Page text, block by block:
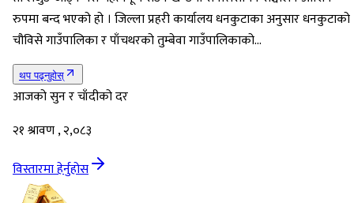
रुपमा बन्द भएको हो । जिल्ला प्रहरी कार्यालय धनकुटाका अनुसार धनकुटाको
चौविसे गाउँपालिका र पाँचथरको तुम्बेवा गाउँपालिकाको…
थप पढ्नुहोस्
आजको सुन र चाँदीको दर
२१ श्रावण , २,०८३
विस्तारमा हेर्नुहोस